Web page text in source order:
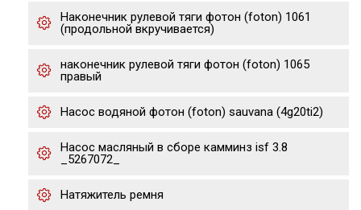
Наконечник рулевой тяги фотон (foton) 1061
(продольной вкручивается)
наконечник рулевой тяги фотон (foton) 1065
правый
Насос водяной фотон (foton) sauvana (4g20ti2)
Насос масляный в сборе камминз isf 3.8
_5267072_
Натяжитель ремня